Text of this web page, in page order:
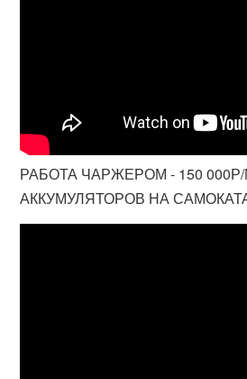
РАБОТА ЧАРЖЕРОМ - 150
АККУМУЛЯТОРОВ НА